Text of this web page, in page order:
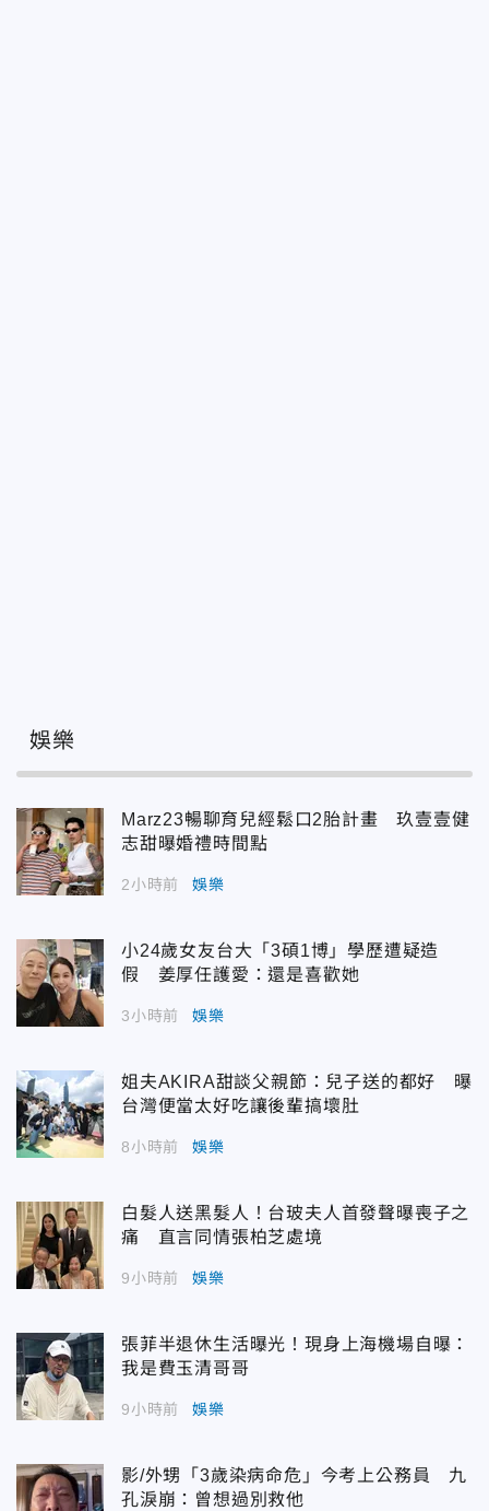
娛樂
Marz23暢聊育兒經鬆口2胎計畫 玖壹壹健
志甜曝婚禮時間點
2小時前 娛樂
小24歲女友台大「3碩1博」學歷遭疑造
假 姜厚任護愛：還是喜歡她
3小時前 娛樂
姐夫AKIRA甜談父親節：兒子送的都好 曝
台灣便當太好吃讓後輩搞壞肚
8小時前 娛樂
白髮人送黑髮人！台玻夫人首發聲曝喪子之
痛 直言同情張柏芝處境
9小時前 娛樂
張菲半退休生活曝光！現身上海機場自曝：
我是費玉清哥哥
9小時前 娛樂
影/外甥「3歲染病命危」今考上公務員 九
孔淚崩：曾想過別救他